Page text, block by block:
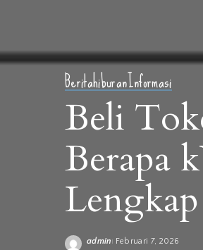
BeritahiburanInformasi
Beli
Berapa
admin Februari 7, 2026